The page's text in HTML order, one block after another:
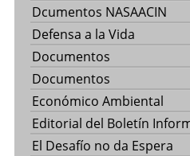
Dcumentos NASAACIN
Defensa a la Vida
Documentos
Documentos
Económico Ambiental
Editorial del Boletín
El Desafío no da Espera